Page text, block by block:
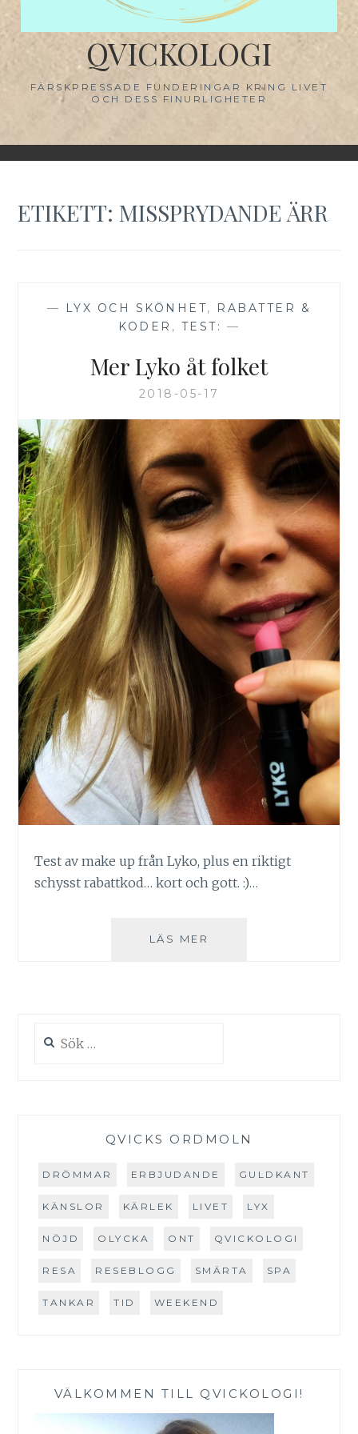
QVICKOLOGI
FÄRSKPRESSADE FUNDERINGAR KRING LIVET
OCH DESS FINURLIGHETER
ETIKETT: MISSPRYDANDE ÄRR
— LYX OCH SKÖNHET, RABATTER &
KODER , TEST: —
Mer Lyko åt folket
2018-05-17
Test av make up från Lyko, plus en riktigt
schysst rabattkod… kort och gott. :)…
LÄS MER
efter:
QVICKS ORDMOLN
DRÖMMAR ERBJUDANDE GULDKANT
KÄNSLOR KÄRLEK LIVET LYX
NÖJD OLYCKA ONT QVICKOLOGI
RESA RESEBLOGG SMÄRTA SPA
TANKAR TID WEEKEND
VÄLKOMMEN TILL QVICKOLOGI!